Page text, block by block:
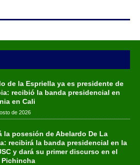
de la Espriella ya es presidente de
recibió la banda presidencial en
en Cali
de 2026
la posesión de Abelardo De La
recibirá la banda presidencial en la
y dará su primer discurso en el